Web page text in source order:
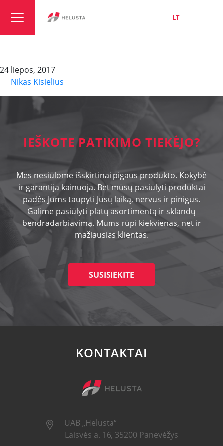
LT
24 liepos, 2017
Nikas Kisielius
IEŠKOTE PATIKIMO TIEKĖJO?
Mes nesiūlome išskirtinai pigaus produkto. Kokybė
ir garantija kainuoja. Bet mūsų pasiūlyti produktai
padės Jums taupyti Jūsų laiką, nervus ir pinigus.
Galime pasiūlyti platų asortimentą ir sklandų
bendradarbiavimą. Mums rūpi kiekvienas, net ir
mažiausias klientas.
SUSISIEKITE
KONTAKTAI
UAB „Helusta“
Laisvės a. 16, 35200 Panevėžys